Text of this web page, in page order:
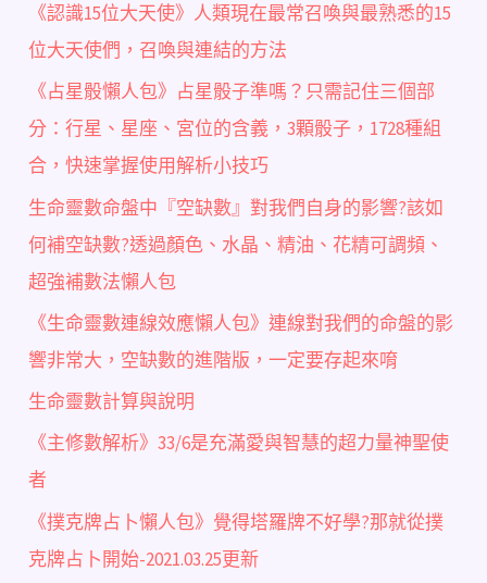
《認識15位大天使》人類現在最常召喚與最熟悉的15
位大天使們，召喚與連結的方法
《占星骰懶人包》占星骰子準嗎？只需記住三個部
分：行星、星座、宮位的含義，3顆骰子，1728種組
合，快速掌握使用解析小技巧
生命靈數命盤中『空缺數』對我們自身的影響?該如
何補空缺數?透過顏色、水晶、精油、花精可調頻、
超強補數法懶人包
《生命靈數連線效應懶人包》連線對我們的命盤的影
響非常大，空缺數的進階版，一定要存起來唷
生命靈數計算與說明
《主修數解析》33/6是充滿愛與智慧的超力量神聖使
者
《撲克牌占卜懶人包》覺得塔羅牌不好學?那就從撲
克牌占卜開始-2021.03.25更新